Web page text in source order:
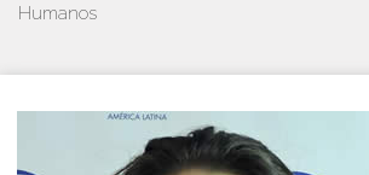
Humanos